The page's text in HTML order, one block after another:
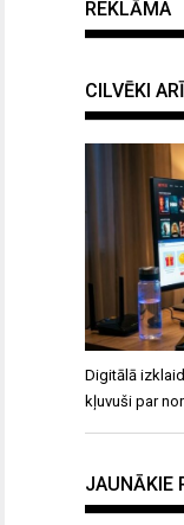
REKLĀMA
CILVĒKI
Digitālā
kļuvuši par
JAUNĀKIE